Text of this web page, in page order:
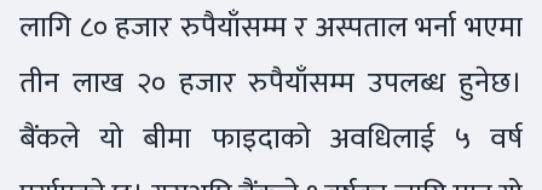
लागि ८० हजार रुपैयाँसम्म र अस्पताल भर्ना भएमा
तीन लाख २० हजार रुपैयाँसम्म उपलब्ध हुनेछ।
बैंकले यो बीमा फाइदाको अवधिलाई ५ वर्ष